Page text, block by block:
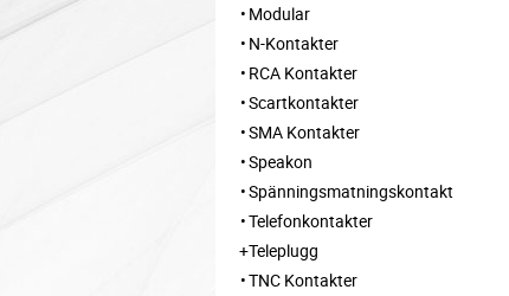
Modular
N-Kontakter
RCA Kontakter
Scartkontakter
SMA Kontakter
Speakon
Spänningsmatningskontakt
Telefonkontakter
Teleplugg
TNC Kontakter